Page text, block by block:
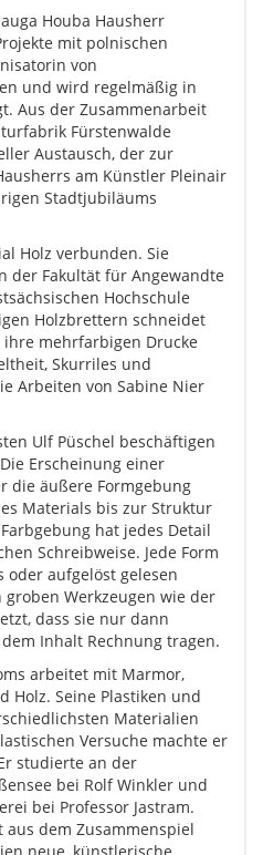
Houba Hausherr
mit polnischen
von
und wird regelmäßig in
Aus der Zusammenarbeit
Fürstenwalde
Austausch, der zur
am Künstler Pleinair
Stadtjubiläums
Holz verbunden. Sie
der Fakultät für Angewandte
Hochschule
Holzbrettern schneidet
mehrfarbigen Drucke
Skurriles und
Arbeiten von Sabine Nier
Ulf Püschel beschäftigen
Erscheinung einer
die äußere Formgebung
Materials bis zur Struktur
hat jedes Detail
Schreibweise. Jede Form
oder aufgelöst gelesen
Werkzeugen wie der
dass sie nur dann
Inhalt Rechnung tragen.
arbeitet mit Marmor,
Holz. Seine Plastiken und
Materialien
Versuche machte er
studierte an der
bei Rolf Winkler und
bei Professor Jastram.
dem Zusammenspiel